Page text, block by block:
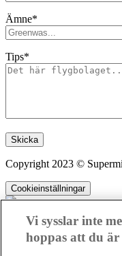
Ämne*
Tips*
Lämna detta fält tomt.
Copyright 2023 ©
Cookieinställningar
Vi sysslar inte
hoppas att du